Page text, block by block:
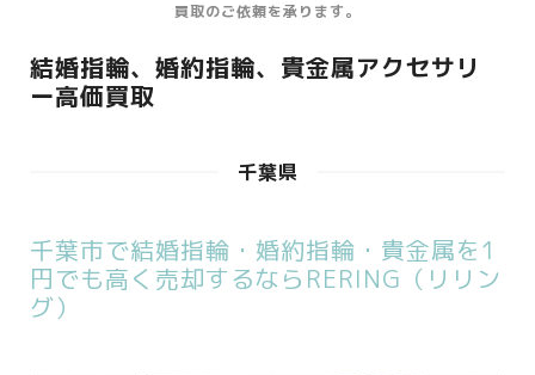
買取のご依頼を承ります。
結婚指輪、婚約指輪、貴金属アクセサリ
ー高価買取
千葉県
千葉市で結婚指輪・婚約指輪・貴金属を1
円でも高く売却するならRERING（リリン
グ）